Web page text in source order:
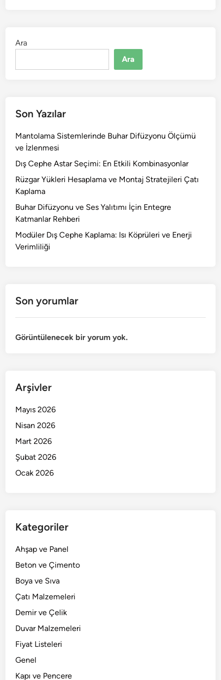
Ara
Ara
Son Yazılar
Mantolama Sistemlerinde Buhar Difüzyonu Ölçümü
ve İzlenmesi
Dış Cephe Astar Seçimi: En Etkili Kombinasyonlar
Rüzgar Yükleri Hesaplama ve Montaj Stratejileri Çatı
Kaplama
Buhar Difüzyonu ve Ses Yalıtımı İçin Entegre
Katmanlar Rehberi
Modüler Dış Cephe Kaplama: Isı Köprüleri ve Enerji
Verimliliği
Son yorumlar
Görüntülenecek bir yorum yok.
Arşivler
Mayıs 2026
Nisan 2026
Mart 2026
Şubat 2026
Ocak 2026
Kategoriler
Ahşap ve Panel
Beton ve Çimento
Boya ve Sıva
Çatı Malzemeleri
Demir ve Çelik
Duvar Malzemeleri
Fiyat Listeleri
Genel
Kapı ve Pencere